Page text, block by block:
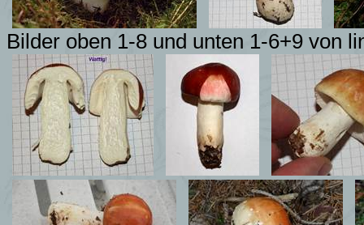
Bilder oben 1-8 und unten 1-6+9 von